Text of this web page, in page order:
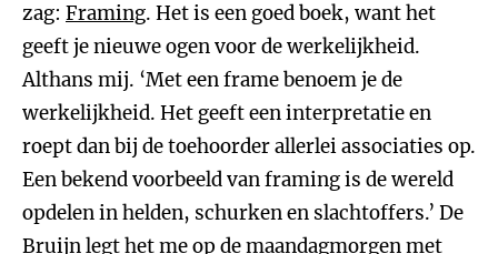
zag: Framing. Het is een goed boek, want het
geeft je nieuwe ogen voor de werkelijkheid.
Althans mij. ‘Met een frame benoem je de
werkelijkheid. Het geeft een interpretatie en
roept dan bij de toehoorder allerlei associaties op.
Een bekend voorbeeld van framing is de wereld
opdelen in helden, schurken en slachtoffers.’ De
Bruijn legt het me op de maandagmorgen met